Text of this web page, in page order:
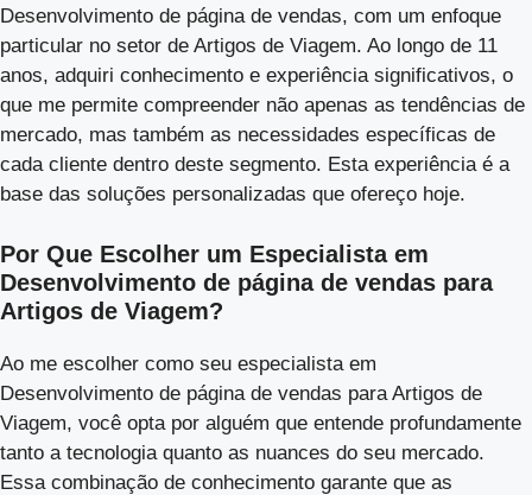
Desenvolvimento de página de vendas, com um enfoque
particular no setor de Artigos de Viagem. Ao longo de 11
anos, adquiri conhecimento e experiência significativos, o
que me permite compreender não apenas as tendências de
mercado, mas também as necessidades específicas de
cada cliente dentro deste segmento. Esta experiência é a
base das soluções personalizadas que ofereço hoje.
Por Que Escolher um Especialista em
Desenvolvimento de página de vendas para
Artigos de Viagem?
Ao me escolher como seu especialista em
Desenvolvimento de página de vendas para Artigos de
Viagem, você opta por alguém que entende profundamente
tanto a tecnologia quanto as nuances do seu mercado.
Essa combinação de conhecimento garante que as